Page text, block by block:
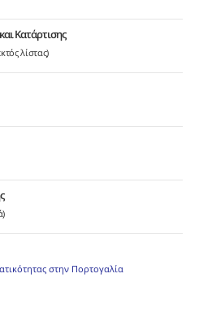
Κατάρτισης
λίστας)
στην Πορτογαλία